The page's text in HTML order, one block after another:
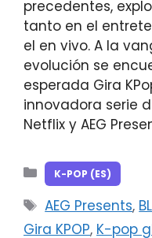
precedentes,
tanto en el
el en vivo. A la
evolución se
esperada Gira
innovadora serie
Netflix y AEG
Categorías
K-POP (ES)
Etiquetas
AEG Presents,
Gira KPOP, K-pop